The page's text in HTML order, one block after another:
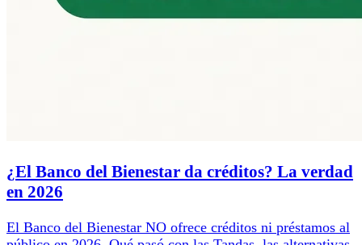
¿El Banco del Bienestar da créditos? La verdad
en 2026
El Banco del Bienestar NO ofrece créditos ni préstamos al